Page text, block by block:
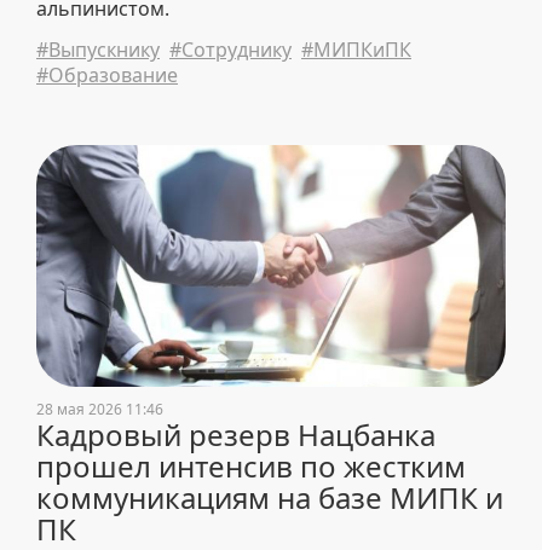
альпинистом.
#Выпускнику #Сотруднику #МИПКиПК
#Образование
28 мая 2026 11:46
Кадровый резерв Нацбанка
прошел интенсив по жестким
коммуникациям на базе МИПК и
ПК